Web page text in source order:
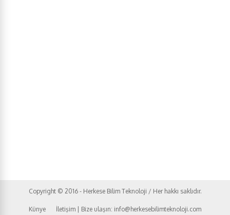
Copyright © 2016 - Herkese Bilim Teknoloji / Her hakkı saklıdır.
Künye İletişim | Bize ulaşın: info@herkesebilimteknoloji.com